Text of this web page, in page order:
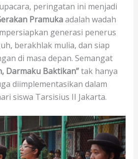
peringatan ini menjadi
Pramukaadalah wadah
generasi penerus
berakhlak mulia, dan siap
di masa depan. Semangat
Darmaku Baktikan”tak hanya
diimplementasikan dalam
siswa Tarsisius II Jakarta.